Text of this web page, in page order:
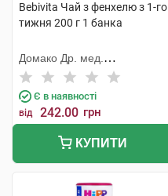
Bebivita Чай з фенхелю з 1-го
тижня 200 г 1 банка
Домако Др. мед.
Ауфдермаур АГ
Є в наявності
від 242.00 грн
КУПИТИ